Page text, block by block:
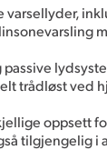
varsellyder,
passive
trådløst ved
oppsett
tilgjengelig i